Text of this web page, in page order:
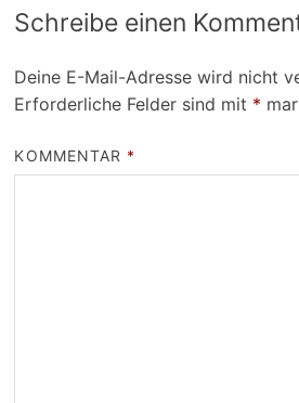
Schreibe einen
Deine E-Mail-Adresse wird nicht
Erforderliche Felder sind mit *
KOMMENTAR *